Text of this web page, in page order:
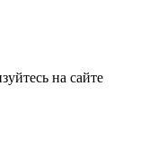
на сайте